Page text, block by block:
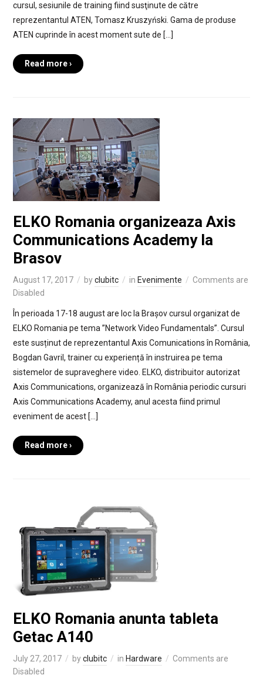
cursul, sesiunile de training fiind susţinute de către
reprezentantul ATEN, Tomasz Kruszyński. Gama de produse
ATEN cuprinde în acest moment sute de […]
Read more ›
ELKO Romania organizeaza Axis
Communications Academy la
Brasov
August 17, 2017 byclubitc in Evenimente
Comments are
Disabled
În perioada 17-18 august are loc la Brașov cursul organizat de
ELKO Romania pe tema ”Network Video Fundamentals”. Cursul
este susținut de reprezentantul Axis Comunications în România,
Bogdan Gavril, trainer cu experiență în instruirea pe tema
sistemelor de supraveghere video. ELKO, distribuitor autorizat
Axis Communications, organizează în România periodic cursuri
Axis Communications Academy, anul acesta fiind primul
eveniment de acest […]
Read more ›
ELKO Romania anunta tableta
Getac A140
July 27, 2017 byclubitc in Hardware
Comments are
Disabled